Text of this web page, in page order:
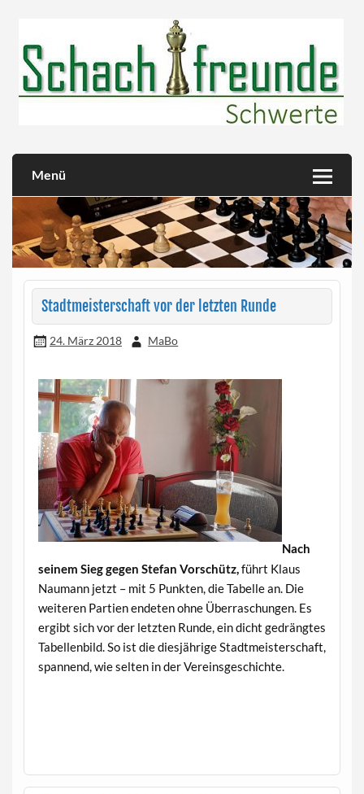
Menü
Stadtmeisterschaft vor der letzten Runde
24. März 2018 MaBo
Nach
seinem Sieg gegen Stefan Vorschütz,führt Klaus
Naumann jetzt – mit 5 Punkten, die Tabelle an. Die
weiteren Partien endeten ohne Überraschungen. Es
ergibt sich vor der letzten Runde, ein dicht gedrängtes
Tabellenbild. So ist die diesjährige Stadtmeisterschaft,
spannend, wie selten in der Vereinsgeschichte.